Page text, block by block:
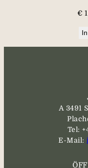
€
A 3491
Tel:
E-Mail: